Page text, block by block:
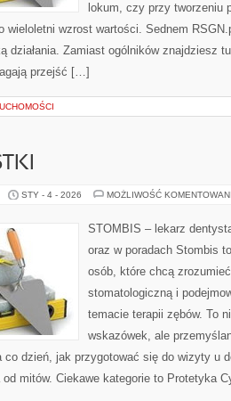
lokum, czy przy tworzeniu
wieloletni wzrost wartości. Sednem
działania. Zamiast ogólników znajdziesz
przejść […]
STY - 4 - 2026 MOŻLIWOŚĆ
STOMBIS – lekarz
oraz w poradach Stombis
osób, które chcą
stomatologiczną i
temacie terapii zębów. To
wskazówek, ale
co dzień, jak przygotować się do wizyty u
mitów. Ciekawe kategorie to Protetyka